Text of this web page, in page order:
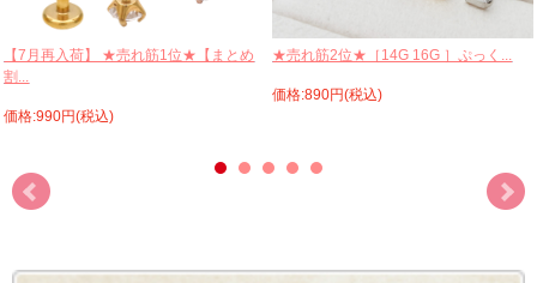
【7月再入荷】 ★売れ筋1位★【まとめ
割...
価格:990円(税込)
★売れ筋2位★［14G 16G ］ぷっく...
価格:890円(税込)